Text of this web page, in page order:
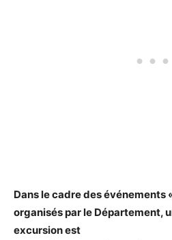
Dans le cadre des événements
organisés par le Département,
excursion est